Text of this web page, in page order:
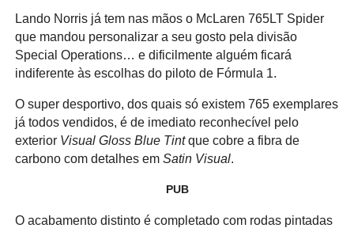
Lando Norris já tem nas mãos o McLaren 765LT Spider
que mandou personalizar a seu gosto pela divisão
Special Operations… e dificilmente alguém ficará
indiferente às escolhas do piloto de Fórmula 1.
O super desportivo, dos quais só existem 765 exemplares
já todos vendidos, é de imediato reconhecível pelo
exterior Visual Gloss Blue Tintque cobre a fibra de
carbono com detalhes em Satin Visual.
PUB
O acabamento distinto é completado com rodas pintadas